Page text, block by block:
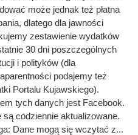
może jednak też płatna
dlatego dla jawności
zestawienie wydatków
30 dni poszczególnych
i polityków (dla
podajemy też
Portalu Kujawskiego).
tych danych jest Facebook.
są codziennie aktualizowane.
Dane mogą się wczytać z...